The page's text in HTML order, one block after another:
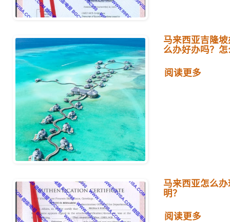
马来西亚吉隆
么办好办吗？
阅读更多
马来西亚怎么
明？
阅读更多